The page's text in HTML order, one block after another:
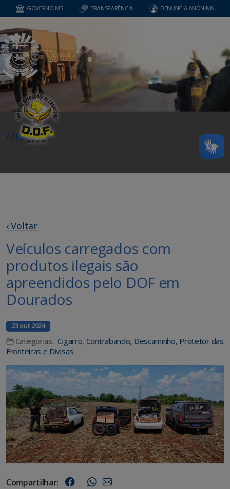
GOVERNO MS TRANSPARÊNCIA DENUNCIA ANÔNIMA
MENU
‹ Voltar
Veículos carregados com
produtos ilegais são
apreendidos pelo DOF em
Dourados
23 out 2024
Categorias: Cigarro, Contrabando, Descaminho, Protetor das
Fronteiras e Divisas
Compartilhar: